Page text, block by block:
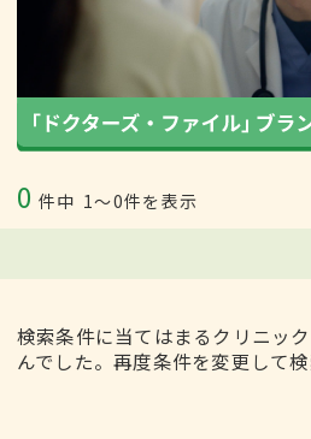
0 件中 1〜0件を表示
検索条件に当てはまるクリニッ
んでした。再度条件を変更して検